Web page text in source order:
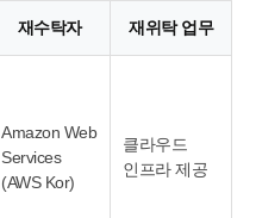
재수탁자 재위탁 업무
Amazon Web
Services
(AWS Kor)
클라우드
인프라 제공